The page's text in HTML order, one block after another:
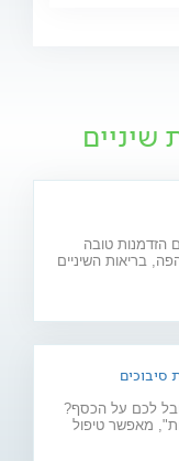
שיניים
הזדמנות טובה
בריאות השיניים
סיבוכים
לכם על הכסף?
מאפשר טיפול